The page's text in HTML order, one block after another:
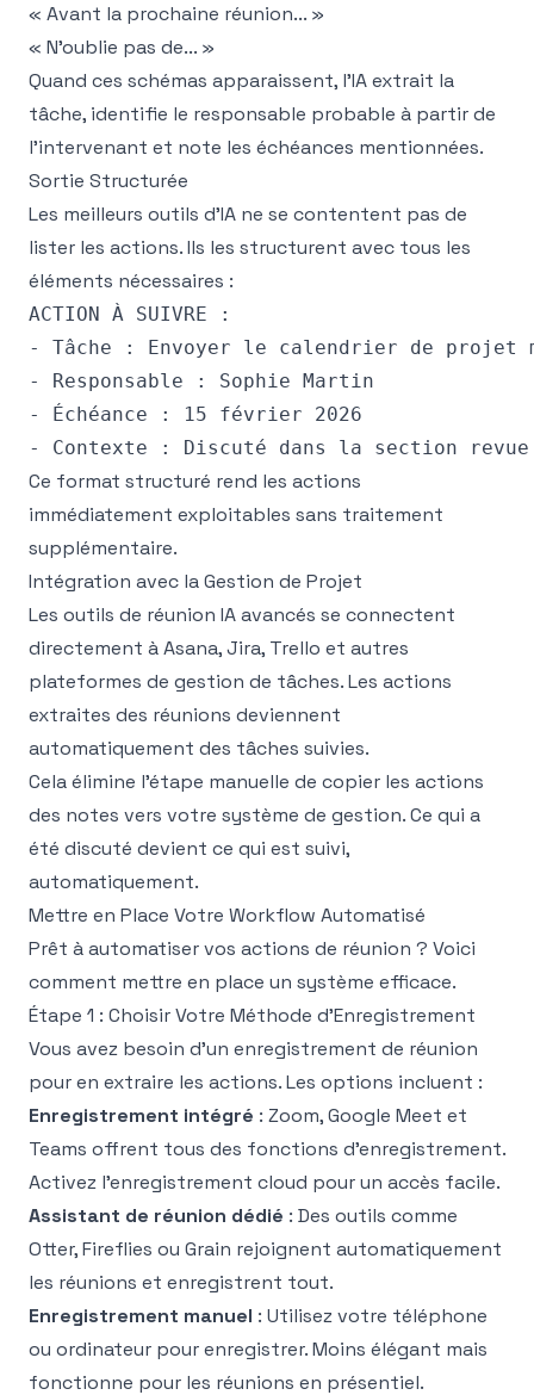
« Avant la prochaine réunion... »
« N'oublie pas de... »
Quand ces schémas apparaissent, l'IA extrait la
tâche, identifie le responsable probable à partir de
l'intervenant et note les échéances mentionnées.
Sortie Structurée
Les meilleurs outils d'IA ne se contentent pas de
lister les actions. Ils les structurent avec tous les
éléments nécessaires :
ACTION À SUIVRE :
- Tâche : Envoyer le calendrier de projet
- Responsable : Sophie Martin
- Échéance : 15 février 2026
Ce format structuré rend les actions
immédiatement exploitables sans traitement
supplémentaire.
Intégration avec la Gestion de Projet
Les outils de réunion IA avancés se connectent
directement à Asana, Jira, Trello et autres
plateformes de gestion de tâches. Les actions
extraites des réunions deviennent
automatiquement des tâches suivies.
Cela élimine l'étape manuelle de copier les actions
des notes vers votre système de gestion. Ce qui a
été discuté devient ce qui est suivi,
automatiquement.
Mettre en Place Votre Workflow Automatisé
Prêt à automatiser vos actions de réunion ? Voici
comment mettre en place un système efficace.
Étape 1 : Choisir Votre Méthode d'Enregistrement
Vous avez besoin d'un enregistrement de réunion
pour en extraire les actions. Les options incluent :
Enregistrement intégré : Zoom, Google Meet et
Teams offrent tous des fonctions d'enregistrement.
Activez l'enregistrement cloud pour un accès facile.
Assistant de réunion dédié : Des outils comme
Otter, Fireflies ou Grain rejoignent automatiquement
les réunions et enregistrent tout.
Enregistrement manuel : Utilisez votre téléphone
ou ordinateur pour enregistrer. Moins élégant mais
fonctionne pour les réunions en présentiel.